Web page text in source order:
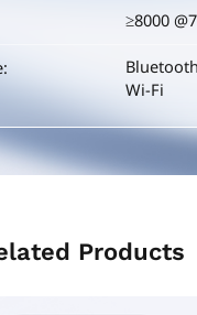
≥8000
Wi-Fi
≥8000
Wi-Fi
Products